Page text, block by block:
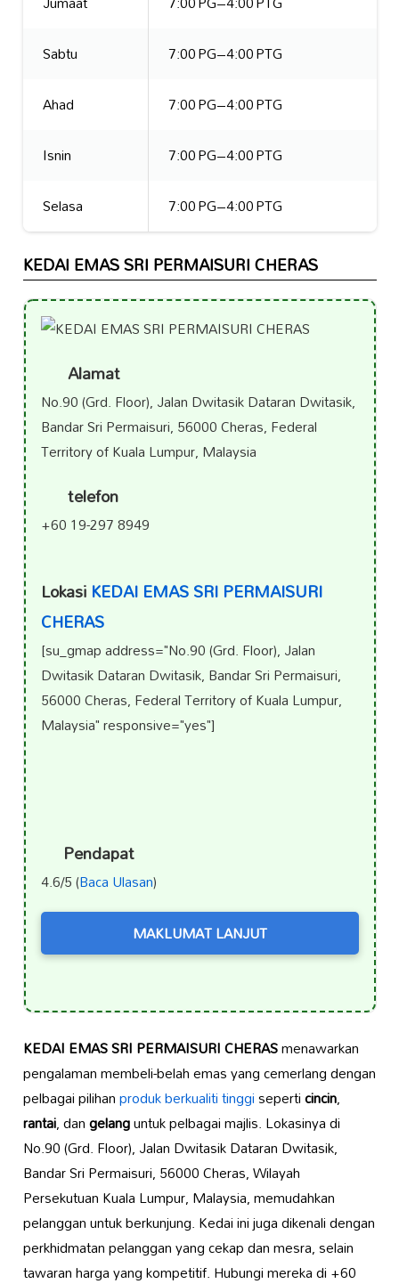
Sabtu
7:00 PG–4:00 PTG
Ahad
7:00 PG–4:00 PTG
Isnin
7:00 PG–4:00 PTG
Selasa
7:00 PG–4:00 PTG
KEDAI EMAS SRI PERMAISURI CHERAS
Alamat
No.90 (Grd. Floor), Jalan Dwitasik Dataran Dwitasik,
Bandar Sri Permaisuri, 56000 Cheras, Federal
Territory of Kuala Lumpur, Malaysia
telefon
+60 19-297 8949
LokasiKEDAI EMAS SRI PERMAISURI
CHERAS
[su_gmap address="No.90 (Grd. Floor), Jalan
Dwitasik Dataran Dwitasik, Bandar Sri Permaisuri,
56000 Cheras, Federal Territory of Kuala Lumpur,
Malaysia" responsive="yes"]
Pendapat
4.6/5 (Baca Ulasan)
MAKLUMAT LANJUT
KEDAI EMAS SRI PERMAISURI CHERASmenawarkan
pengalaman membeli-belah emas yang cemerlang dengan
pelbagai pilihanproduk berkualiti tinggiseperticincin,
rantai, dangelanguntuk pelbagai majlis. Lokasinya di
No.90 (Grd. Floor), Jalan Dwitasik Dataran Dwitasik,
Bandar Sri Permaisuri, 56000 Cheras, Wilayah
Persekutuan Kuala Lumpur, Malaysia, memudahkan
pelanggan untuk berkunjung. Kedai ini juga dikenali dengan
perkhidmatan pelanggan yang cekap dan mesra, selain
tawaran harga yang kompetitif. Hubungi mereka di +60